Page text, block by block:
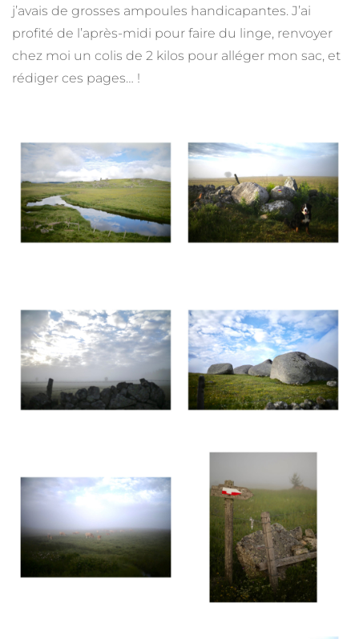
j’avais de grosses ampoules handicapantes. J’ai
profité de l’après-midi pour faire du linge, renvoyer
chez moi un colis de 2 kilos pour alléger mon sac, et
rédiger ces pages… !